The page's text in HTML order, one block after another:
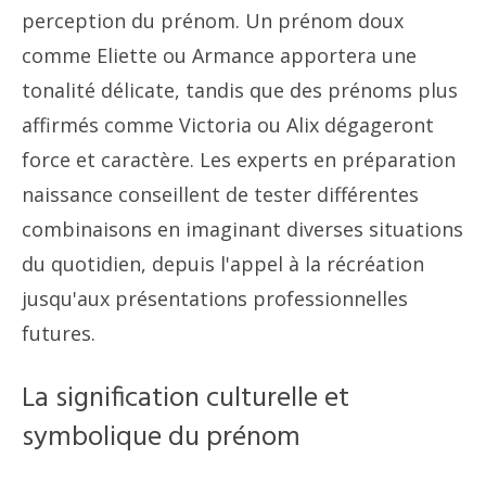
perception du prénom. Un prénom doux
comme Eliette ou Armance apportera une
tonalité délicate, tandis que des prénoms plus
affirmés comme Victoria ou Alix dégageront
force et caractère. Les experts en préparation
naissance conseillent de tester différentes
combinaisons en imaginant diverses situations
du quotidien, depuis l'appel à la récréation
jusqu'aux présentations professionnelles
futures.
La signification culturelle et
symbolique du prénom